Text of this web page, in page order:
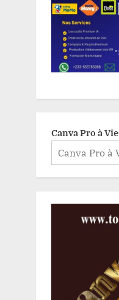
Canva Pro à Vie